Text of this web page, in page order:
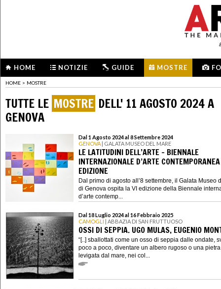
HOME NOTIZIE GUIDE MOSTRE
HOME > MOSTRE
TUTTE LE MOSTRE DELL' 11 AGOSTO 2024 A
GENOVA
Dal 1 Agosto 2024 al 8 Settembre 2024
GENOVA | GALATA MUSEO DEL MARE
LE LATITUDINI DELL’ARTE - BIENNALE
INTERNAZIONALE D’ARTE
EDIZIONE
Dal primo di agosto all’8 settembre, il Galata Museo
di Genova ospita la VI edizione della Biennale
d’arte contemp...
Dal 18 Luglio 2024 al 16 Febbraio 2025
CAMOGLI | ABBAZIA DI SAN FRUTTUOSO
OSSI DI SEPPIA. UGO MULAS, EUGENIO
“[..] sballottati come un osso di seppia dalle ondate,
poco a poco, diventare un albero rugoso o una pietra
levigata dal mare, nei col...